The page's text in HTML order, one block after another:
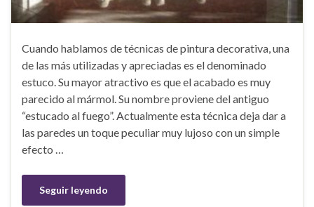
Cuando hablamos de técnicas de pintura decorativa, una
de las más utilizadas y apreciadas es el denominado
estuco. Su mayor atractivo es que el acabado es muy
parecido al mármol. Su nombre proviene del antiguo
“estucado al fuego”. Actualmente esta técnica deja dar a
las paredes un toque peculiar muy lujoso con un simple
efecto …
Seguir leyendo